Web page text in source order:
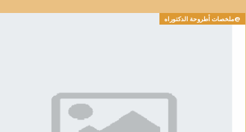
@ملخصات أطروحة الدكتوراه